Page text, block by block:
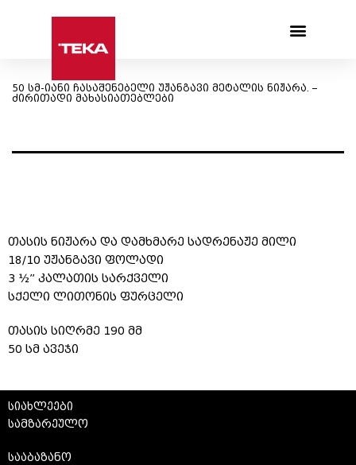
50 სმ-იანი ჩასაშენებელი უჟანგავი მეტალის ნიჟარა. –
ძირითადი მახასიათებლები
თასის ნიჟარა და დამხმარე სადრენაჟე მილი
18/10 უჟანგავი ფოლადი
3 ½” კალათის სარქველი
სქელი ლითონის ფურცელი
თასის სიღრმე 190 მმ
50 სმ ავეჯი
სიახლეები
სამზარეულო
სააბაზანო